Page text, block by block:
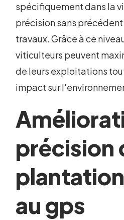
spécifiquement dans la
précision sans
travaux. Grâce à ce
viticulteurs peuvent
de leurs exploitations
impact sur
précision
au gps